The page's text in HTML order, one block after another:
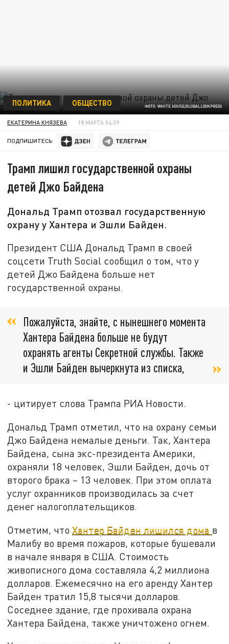
ФОТО: WHITE HOUSE/GLOBALLOOKPRESS
ПОЛИТИКА ОБЩЕСТВО
ЕКАТЕРИНА КНЯЗЕВА 18 МАРТА 04:39
ПОДПИШИТЕСЬ:
Трамп лишил государственной охраны
детей Джо Байдена
Дональд Трамп отозвал государственную
охрану у Хантера и Эшли Байден.
Президент США Дональд Трамп в своей
соцсети Truth Social сообщил о том, что у
детей Джо Байдена больше нет
государственной охраны.
Пожалуйста, знайте, с нынешнего момента
Хантера Байдена больше не будут
охранять агенты Секретной службы. Также
и Эшли Байден вычеркнута из списка,
- цитирует слова Трампа РИА Новости.
Дональд Трамп отметил, что на охрану семьи
Джо Байдена немалые деньги. Так, Хантера
Байдена, сына экс-президента Америки,
охраняли 18 человек, Эшли Байден, дочь от
второго брака – 13 человек. При этом оплата
услуг охранников производилась за счет
денег налогоплательщиков.
Отметим, чтоХантер Байден лишился дома в
Малибу во время пожаров, которые бушевали
в начале января в США. Стоимость
живописного дома составляла 4,2 миллиона
долларов. Ежемесячно на его аренду Хантер
Байден тратил 15,8 тысячи долларов.
Соседнее здание, где прохивала охрана
Хантера Байдена, также уничтожено огнем.